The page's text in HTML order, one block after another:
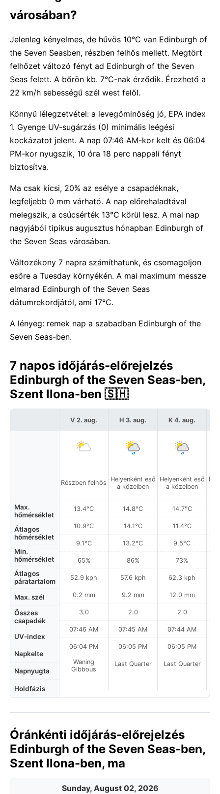
városában?
Jelenleg kényelmes, de hűvös 10°C van Edinburgh of
the Seven Seasben, részben felhős mellett. Megtört
felhőzet változó fényt ad Edinburgh of the Seven
Seas felett. A bőrön kb. 7°C-nak érződik. Érezhető a
22 km/h sebességű szél west felől.
Könnyű lélegzetvétel: a levegőminőség jó, EPA index
1. Gyenge UV-sugárzás (0) minimális leégési
kockázatot jelent. A nap 07:46 AM-kor kelt és 06:04
PM-kor nyugszik, 10 óra 18 perc nappali fényt
biztosítva.
Ma csak kicsi, 20% az esélye a csapadéknak,
legfeljebb 0 mm várható. A nap előrehaladtával
melegszik, a csúcsérték 13°C körül lesz. A mai nap
nagyjából tipikus augusztus hónapban Edinburgh of
the Seven Seas városában.
Változékony 7 napra számíthatunk, és csomagoljon
esőre a Tuesday környékén. A mai maximum messze
elmarad Edinburgh of the Seven Seas
dátumrekordjától, ami 17°C.
A lényeg: remek nap a szabadban Edinburgh of the
Seven Seas-ben.
7 napos időjárás-előrejelzés
Edinburgh of the Seven Seas-ben,
Szent Ilona-ben 🇸🇭
Max.
hőmérséklet
Átlagos
hőmérséklet
Min.
hőmérséklet
Átlagos
páratartalom
Max. szél
Összes
csapadék
UV-index
Napkelte
Napnyugta
Holdfázis
V 2. aug.
Részben felhős
13.4°C
10.9°C
9.1°C
65%
52.9 kph
0.2 mm
3.0
07:46 AM
06:04 PM
Waning
Gibbous
H 3. aug.
Helyenként eső
a közelben
14.8°C
14.1°C
13.2°C
86%
57.6 kph
9.2 mm
2.0
07:45 AM
06:05 PM
Last Quarter
K 4. aug.
Helyenként eső
a közelben
14.7°C
11.4°C
9.5°C
73%
62.3 kph
12.0 mm
2.0
07:44 AM
06:05 PM
Last Quarter
Óránkénti időjárás-előrejelzés
Edinburgh of the Seven Seas-ben,
Szent Ilona-ben, ma
Sunday, August 02, 2026